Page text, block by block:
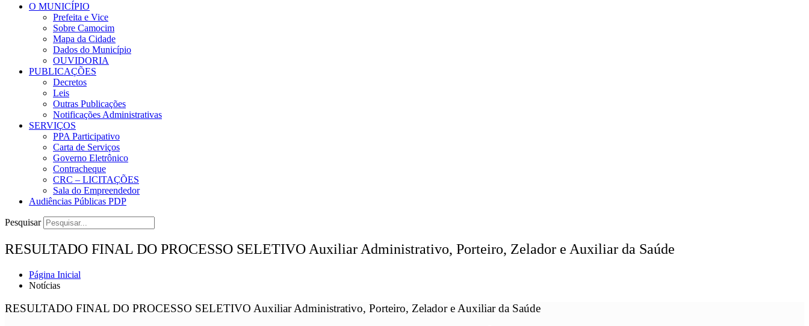
O MUNICÍPIO
Prefeita e Vice
Sobre Camocim
Mapa da Cidade
Dados do Município
OUVIDORIA
PUBLICAÇÕES
Decretos
Leis
Outras Publicações
Notificações Administrativas
SERVIÇOS
PPA Participativo
Carta de Serviços
Governo Eletrônico
Contracheque
CRC – LICITAÇÕES
Sala do Empreendedor
Audiências Públicas PDP
Pesquisar
RESULTADO FINAL DO PROCESSO SELETIVO Auxiliar Administrativo, Porteiro, Zelador e Auxiliar da Saúde
Página Inicial
Notícias
RESULTADO FINAL DO PROCESSO SELETIVO Auxiliar Administrativo, Porteiro, Zelador e Auxiliar da Saúde